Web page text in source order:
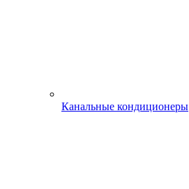
Канальные кондиционеры